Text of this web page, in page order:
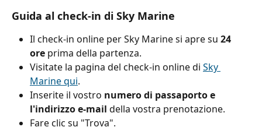
Guida al check-in di Sky Marine
Il check-in online per Sky Marine si apre su 24
ore prima della partenza.
Visitate la pagina del check-in online di Sky
Marine qui.
Inserite il vostro numero di passaporto e
l'indirizzo e-mail della vostra prenotazione.
Fare clic su "Trova".